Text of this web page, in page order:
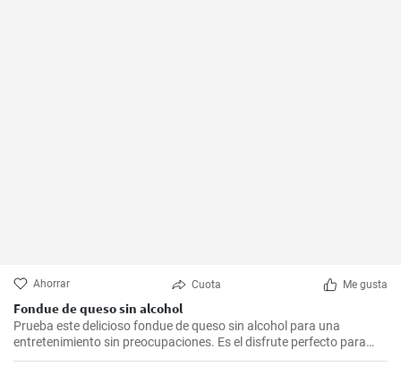
Ahorrar Cuota Me gusta
Fondue de queso sin alcohol
Prueba este delicioso fondue de queso sin alcohol para una
entretenimiento sin preocupaciones. Es el disfrute perfecto para
una noche acogedora con amigos y familiares. Sírvelo con tus